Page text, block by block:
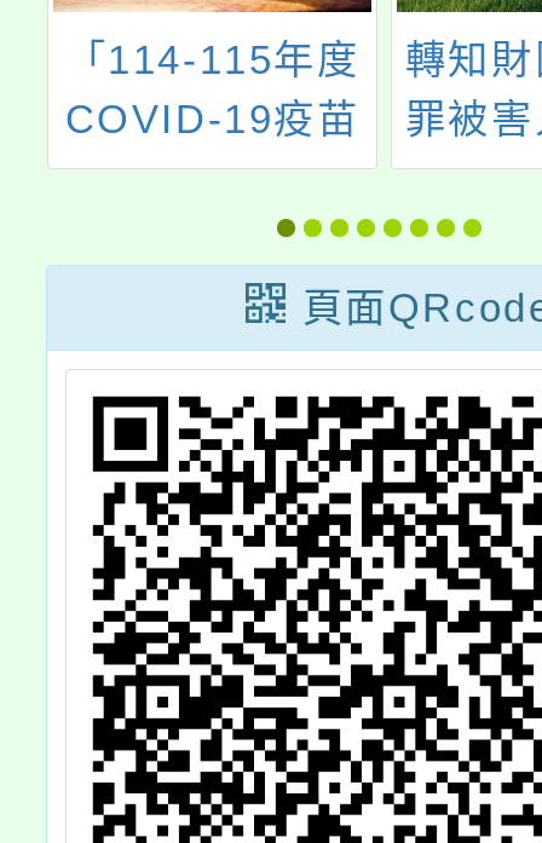
「114-115年度
COVID-19疫苗
接種計畫」公費
接種對象擴大為
「滿6個月以上
尚未接種之民
眾」延長至115
年4月30日止
轉知
罪被
會建
轉介
資
頁面